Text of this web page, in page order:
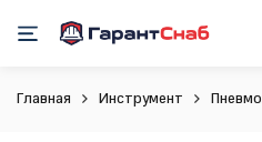
Главная Инструмент